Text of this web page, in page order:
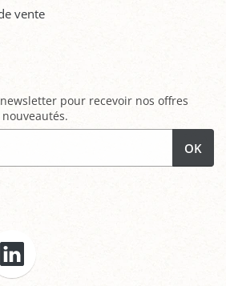
vente
pour recevoir nos offres
OK